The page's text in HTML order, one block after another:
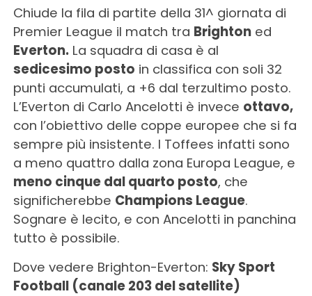
Chiude la fila di partite della 31^ giornata di
Premier League il match tra Brightoned
Everton. La squadra di casa è al
sedicesimo posto in classifica con soli 32
punti accumulati, a +6 dal terzultimo posto.
L’Everton di Carlo Ancelotti è invece ottavo,
con l’obiettivo delle coppe europee che si fa
sempre più insistente. I Toffees infatti sono
a meno quattro dalla zona Europa League, e
meno cinque dal quarto posto, che
significherebbe Champions League.
Sognare è lecito, e con Ancelotti in panchina
tutto è possibile.
Dove vedere Brighton-Everton: Sky Sport
Football (canale 203 del satellite)